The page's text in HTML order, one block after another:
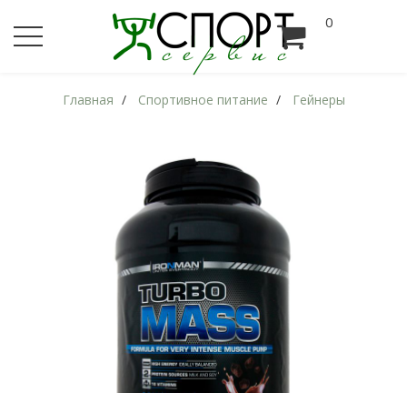
0
Главная Спортивное питание Гейнеры